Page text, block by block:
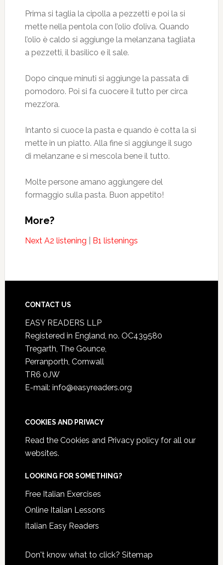
Prima si taglia la cipolla a pezzetti e poi la si
mette nella pentola con l’olio d’oliva. Quando
l’olio è caldo si aggiunge la melanzana tagliata
a pezzetti, il basilico e il sale.
Dopo cinque minuti si aggiunge la passata di
pomodoro. Poi si fa cuocere il tutto per circa
mezz’ora.
Intanto si cuoce la pasta e quando è cotta la si
mette in un piatto. Alla fine si aggiunge il sugo
di melanzane e si mescola bene il tutto.
Molte persone amano aggiungere del
formaggio sulla pasta. Buon appetito!
More?
Next A2 listening B1 listenings
CONTACT US
EASY READERS LLP
Registered in England, no. OC439580
Tregarth, The Gounce,
Perranporth, Cornwall
TR6 0JW
E-mail: info@easyreaders.org
COOKIES AND PRIVACY
Read the Cookies and Privacy policyfor all our
websites.
LOOKING FOR SOMETHING?
Free Italian Exercises
Online Italian Lessons
Italian Easy Readers
Don't know what to click? Sitemap